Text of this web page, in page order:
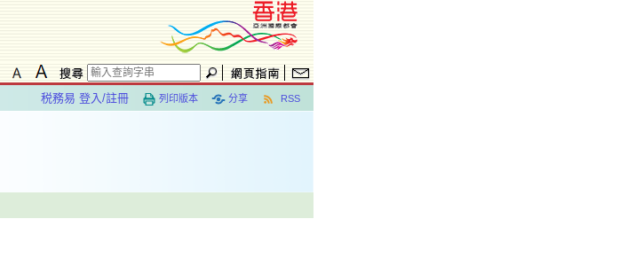
RSS
分享
列印版本
税務易 登入/註冊